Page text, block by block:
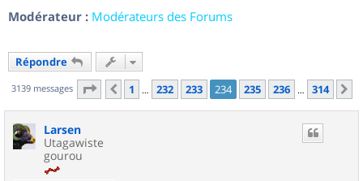
Modérateur : Modérateurs des Forums
Répondre
3139 messages Page 234 sur314
Précédent
1 … 232 233 234 235 236 … 314
Larsen
Utagawiste
gourou